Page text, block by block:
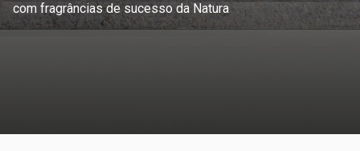
com fragrâncias de sucesso da Natura